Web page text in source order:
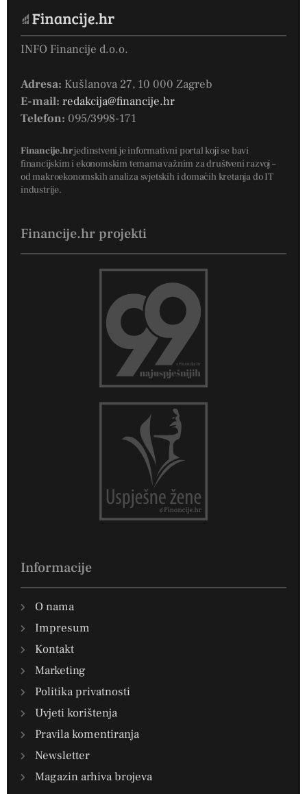
INFO Financije d.o.o.
Adresa: Kušlanova 27, 10 000 Zagreb
E-mail: redakcija@financije.hr
Telefon: 095/3998-171
Financije.hrjedinstveni je informativni portal koji se bavi
financijskim i ekonomskim temama važnim za društveni razvoj –
od makroekonomskih analiza svjetskih i domaćih kretanja do IT
industrije.
Financije.hr projekti
Informacije
O nama
Impresum
Kontakt
Marketing
Politika privatnosti
Uvjeti korištenja
Pravila komentiranja
Newsletter
Magazin arhiva brojeva